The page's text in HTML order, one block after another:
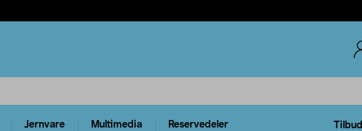
Jernvare Multimedia Reservedeler Tilbud